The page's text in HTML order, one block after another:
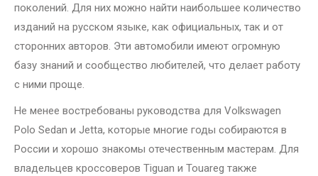
поколений. Для них можно найти наибольшее количество
изданий на русском языке, как официальных, так и от
сторонних авторов. Эти автомобили имеют огромную
базу знаний и сообщество любителей, что делает работу
с ними проще.
Не менее востребованы руководства для Volkswagen
Polo Sedan и Jetta, которые многие годы собираются в
России и хорошо знакомы отечественным мастерам. Для
владельцев кроссоверов Tiguan и Touareg также